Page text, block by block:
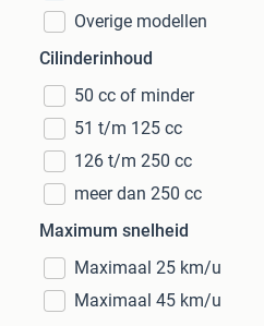
Overige modellen
Cilinderinhoud
50 cc of minder
51 t/m 125 cc
126 t/m 250 cc
meer dan 250 cc
Maximum snelheid
Maximaal 25 km/u
Maximaal 45 km/u